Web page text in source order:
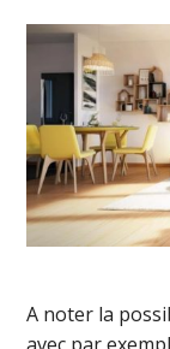
A noter la